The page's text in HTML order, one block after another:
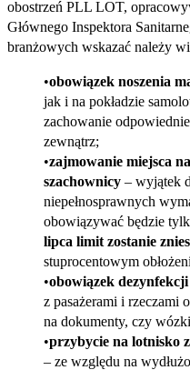
obostrzeń PLL LOT,
Głównego Inspektora
branżowych wskazać należy
obowiązek noszenia
jak i na pokładzie
zachowanie
zewnątrz;
zajmowanie miejsca
szachownicy – wyjątek
niepełnosprawnych
obowiązywać będzie
lipca limit zostanie
stuprocentowym
obowiązek dezynfekcji
z pasażerami i rzeczami
na dokumenty, czy
przybycie na lotnisko
– ze względu na